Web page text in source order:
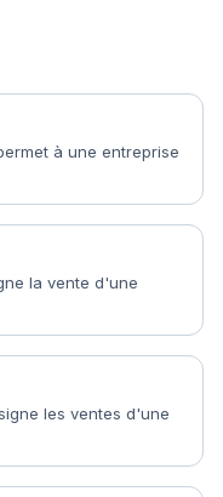
à une entreprise
la vente d'une
les ventes d'une